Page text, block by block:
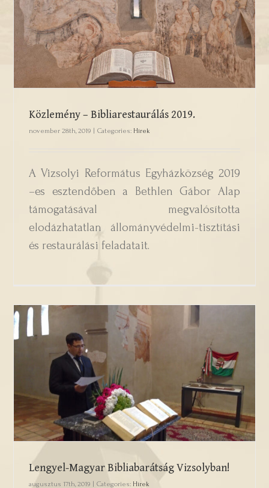
Közlemény – Bibliarestaurálás 2019.
Közlemény – Bibliarestaurálás 2019.
november 28th, 2019 Categories: Hírek
A Vizsolyi Református Egyházközség 2019
–es esztendőben a Bethlen Gábor Alap
támogatásával megvalósította
elodázhatatlan állományvédelmi-tisztítási
és restaurálási feladatait.
Lengyel-Magyar Bibliabarátság
Vizsolyban!
Lengyel-Magyar Bibliabarátság Vizsolyban!
augusztus 17th, 2019 Categories: Hírek